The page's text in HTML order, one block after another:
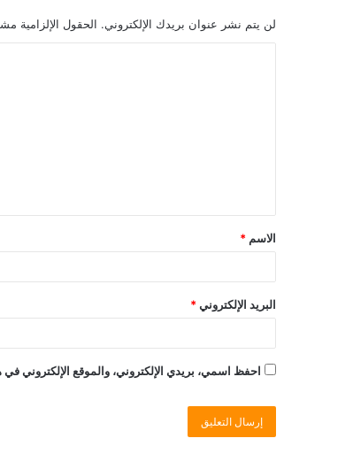
لن يتم نشر عنوان بريدك الإلكتروني. الحقول الإلزامية
الاسم *
البريد الإلكتروني *
احفظ اسمي، بريدي الإلكتروني، والموقع الإلكتروني